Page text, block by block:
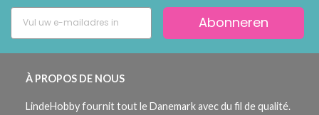
Abonneren
À PROPOS DE NOUS
LindeHobby fournit tout le Danemark avec du fil de qualité.